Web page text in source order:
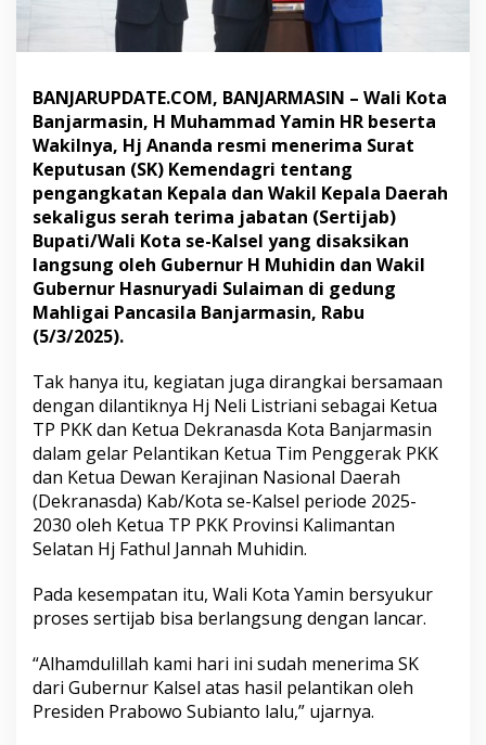
a
K
o
t
a
B
n
j
a
r
m
a
n
D
u
k
u
n
g
A
s
t
c
i
a
P
r
e
BANJARUPDATE.COM, BANJARMASIN – Wali Kota
Banjarmasin, H Muhammad Yamin HR beserta
Wakilnya, Hj Ananda resmi menerima Surat
Keputusan (SK) Kemendagri tentang
pengangkatan Kepala dan Wakil Kepala Daerah
sekaligus serah terima jabatan (Sertijab)
Bupati/Wali Kota se-Kalsel yang disaksikan
langsung oleh Gubernur H Muhidin dan Wakil
Gubernur Hasnuryadi Sulaiman di gedung
Mahligai Pancasila Banjarmasin, Rabu
(5/3/2025).
Tak hanya itu, kegiatan juga dirangkai bersamaan
dengan dilantiknya Hj Neli Listriani sebagai Ketua
TP PKK dan Ketua Dekranasda Kota Banjarmasin
dalam gelar Pelantikan Ketua Tim Penggerak PKK
dan Ketua Dewan Kerajinan Nasional Daerah
(Dekranasda) Kab/Kota se-Kalsel periode 2025-
2030 oleh Ketua TP PKK Provinsi Kalimantan
Selatan Hj Fathul Jannah Muhidin.
Pada kesempatan itu, Wali Kota Yamin bersyukur
proses sertijab bisa berlangsung dengan lancar.
“Alhamdulillah kami hari ini sudah menerima SK
dari Gubernur Kalsel atas hasil pelantikan oleh
Presiden Prabowo Subianto lalu,” ujarnya.